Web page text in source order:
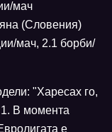
мач
(Словения)
мач, 2.1 борби/
"Харесах го,
В момента
е